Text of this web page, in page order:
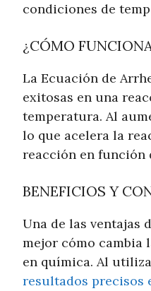
condiciones de
¿CÓMO
La Ecuación de
exitosas en una
temperatura. Al
lo que acelera la
reacción en función
BENEFICIOS Y
Una de las ventajas
mejor cómo cambia
en química. Al
resultados precisos